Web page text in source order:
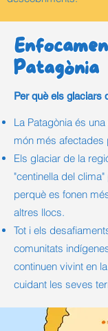
Patagònia
Per què els glaciars
La Patagònia és
món més
Els glaciar de la
"centinella del
perquè es fonen
altres llocs.
Tot i els
comunitats
continuen vivint en
cuidant les seves